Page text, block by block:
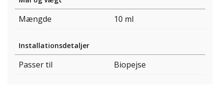
Mængde 10 ml
Installationsdetaljer
Passer til Biopejse